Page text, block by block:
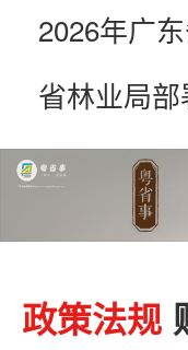
2026年广
省林业局
政策法规